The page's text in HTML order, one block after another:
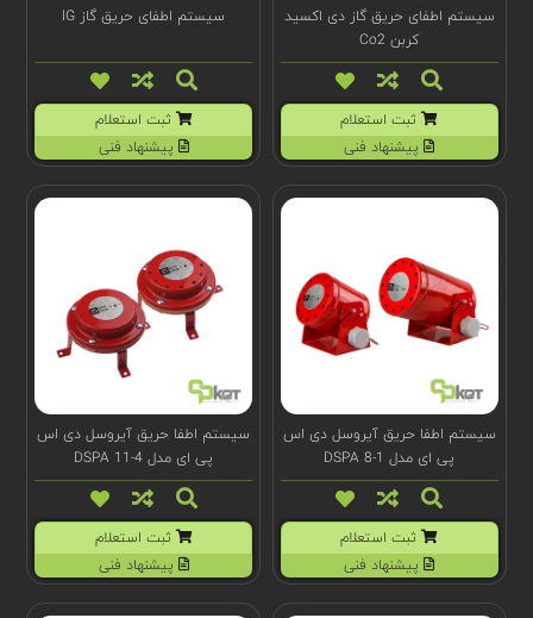
سیستم اطفای حریق گاز دی اکسید
کربن Co2
ثبت استعلام
پیشنهاد فنی
سیستم اطفای حریق گاز IG
ثبت استعلام
پیشنهاد فنی
سیستم اطفا حریق آیروسل دی اس
پی ای مدل 1-DSPA 8
ثبت استعلام
پیشنهاد فنی
سیستم اطفا حریق آیروسل دی اس
پی ای مدل DSPA 11-4
ثبت استعلام
پیشنهاد فنی